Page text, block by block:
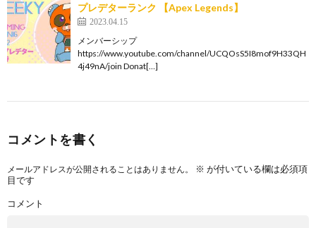
プレデターランク 【Apex Legends】
2023.04.15
メンバーシップ
https://www.youtube.com/channel/UCQOsS5I8mof9H33QH
4j49nA/join Donat[…]
コメントを書く
メールアドレスが公開されることはありません。 ※ が付いている欄は必須項
目です
コメント